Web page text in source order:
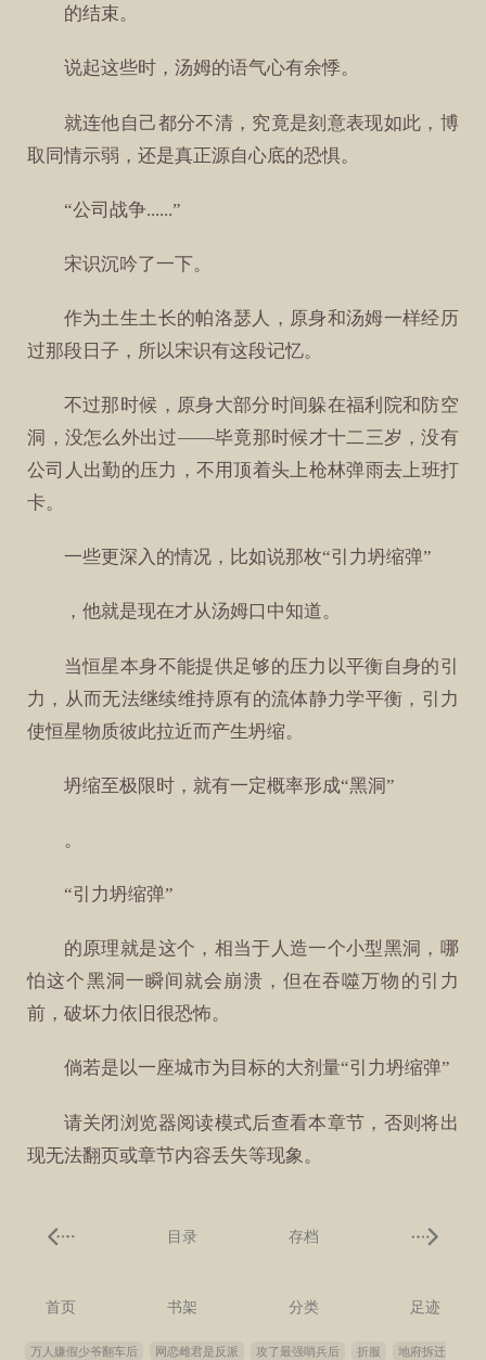
的结束。
说起这些时，汤姆的语气心有余悸。
就连他自己都分不清，究竟是刻意表现如此，博
取同情示弱，还是真正源自心底的恐惧。
“公司战争......”
宋识沉吟了一下。
作为土生土长的帕洛瑟人，原身和汤姆一样经历
过那段日子，所以宋识有这段记忆。
不过那时候，原身大部分时间躲在福利院和防空
洞，没怎么外出过——毕竟那时候才十二三岁，没有
公司人出勤的压力，不用顶着头上枪林弹雨去上班打
卡。
一些更深入的情况，比如说那枚“引力坍缩弹”
，他就是现在才从汤姆口中知道。
当恒星本身不能提供足够的压力以平衡自身的引
力，从而无法继续维持原有的流体静力学平衡，引力
使恒星物质彼此拉近而产生坍缩。
坍缩至极限时，就有一定概率形成“黑洞”
。
“引力坍缩弹”
的原理就是这个，相当于人造一个小型黑洞，哪
怕这个黑洞一瞬间就会崩溃，但在吞噬万物的引力
前，破坏力依旧很恐怖。
倘若是以一座城市为目标的大剂量“引力坍缩弹”
请关闭浏览器阅读模式后查看本章节，否则将出
现无法翻页或章节内容丢失等现象。
目录 存档
首页 书架 分类 足迹
万人嫌假少爷翻车后 网恋雌君是反派 攻了最强哨兵后 折服 地府拆迁